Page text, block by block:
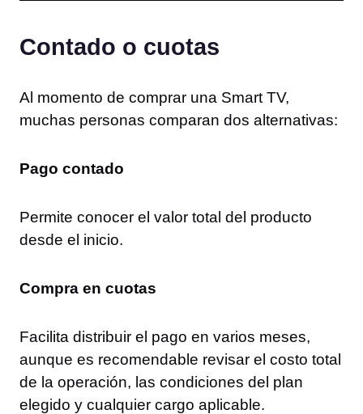
Contado o cuotas
Al momento de comprar una Smart TV,
muchas personas comparan dos alternativas:
Pago contado
Permite conocer el valor total del producto
desde el inicio.
Compra en cuotas
Facilita distribuir el pago en varios meses,
aunque es recomendable revisar el costo total
de la operación, las condiciones del plan
elegido y cualquier cargo aplicable.